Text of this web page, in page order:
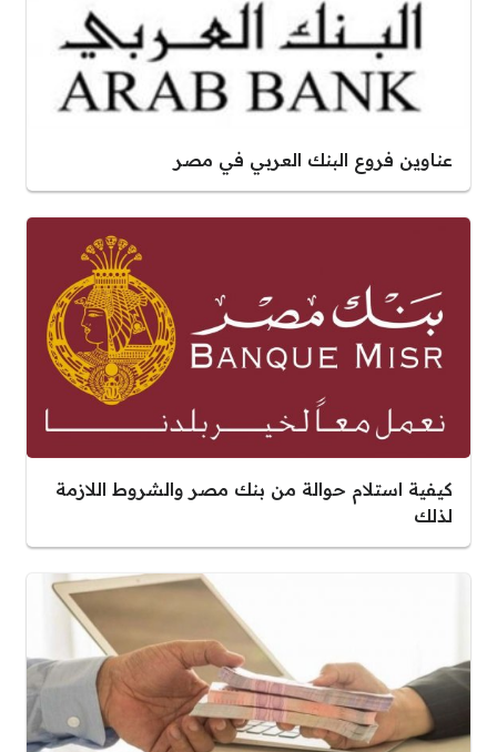
عناوين فروع البنك العربي في مصر
كيفية استلام حوالة من بنك مصر والشروط اللازمة
لذلك